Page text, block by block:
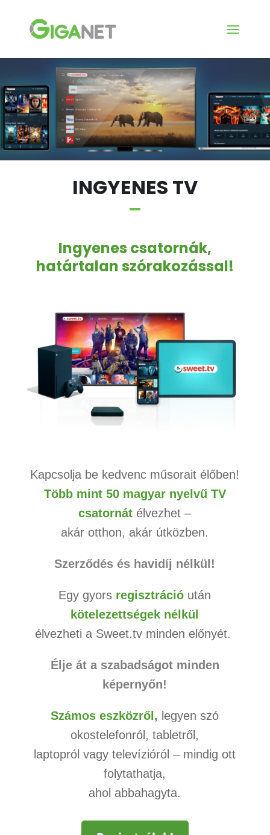
INGYENES TV
Ingyenes csatornák,
határtalan szórakozással!
Kapcsolja be kedvenc műsorait élőben!
Több mint 50 magyar nyelvű TV
csatornát élvezhet –
akár otthon, akár útközben.
Szerződés és havidíj nélkül!
Egy gyors regisztráció után
kötelezettségek nélkül
élvezheti a Sweet.tv minden előnyét.
Élje át a szabadságot minden
képernyőn!
Számos eszközről, legyen szó
okostelefonról, tabletről,
laptopról vagy televízióról – mindig ott
folytathatja,
ahol abbahagyta.